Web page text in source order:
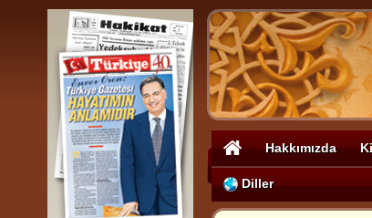
Hakkımızda
Diller